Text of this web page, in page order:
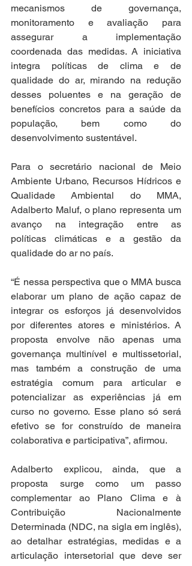
mecanismos de governança,
monitoramento e avaliação para
assegurar a implementação
coordenada das medidas. A iniciativa
integra políticas de clima e de
qualidade do ar, mirando na redução
desses poluentes e na geração de
benefícios concretos para a saúde da
população, bem como do
desenvolvimento sustentável.
Para o secretário nacional de Meio
Ambiente Urbano, Recursos Hídricos e
Qualidade Ambiental do MMA,
Adalberto Maluf, o plano representa um
avanço na integração entre as
políticas climáticas e a gestão da
qualidade do ar no país.
“É nessa perspectiva que o MMA busca
elaborar um plano de ação capaz de
integrar os esforços já desenvolvidos
por diferentes atores e ministérios. A
proposta envolve não apenas uma
governança multinível e multissetorial,
mas também a construção de uma
estratégia comum para articular e
potencializar as experiências já em
curso no governo. Esse plano só será
efetivo se for construído de maneira
colaborativa e participativa”, afirmou.
Adalberto explicou, ainda, que a
proposta surge como um passo
complementar ao Plano Clima e à
Contribuição Nacionalmente
Determinada (NDC, na sigla em inglês),
ao detalhar estratégias, medidas e a
articulação intersetorial que deve ser